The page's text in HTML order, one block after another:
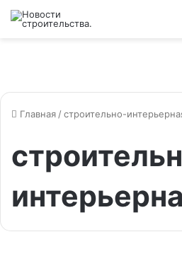
Главная /строительно-